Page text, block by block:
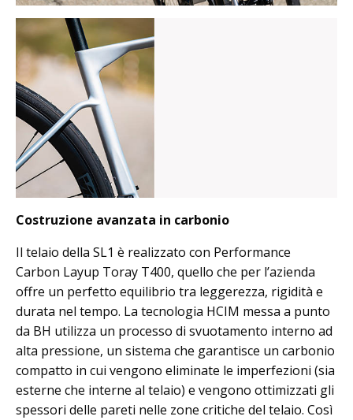
Costruzione avanzata in carbonio
Il telaio della SL1 è realizzato con Performance
Carbon Layup Toray T400, quello che per l’azienda
offre un perfetto equilibrio tra leggerezza, rigidità e
durata nel tempo. La tecnologia HCIM messa a punto
da BH utilizza un processo di svuotamento interno ad
alta pressione, un sistema che garantisce un carbonio
compatto in cui vengono eliminate le imperfezioni (sia
esterne che interne al telaio) e vengono ottimizzati gli
spessori delle pareti nelle zone critiche del telaio. Così